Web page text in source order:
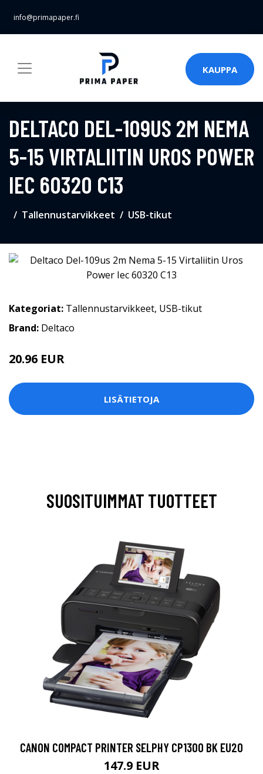
info@primapaper.fi
KAUPPA
DELTACO DEL-109US 2M NEMA
5-15 VIRTALIITIN UROS POWER
IEC 60320 C13
Tallennustarvikkeet USB-tikut
Kategoriat: Tallennustarvikkeet, USB-tikut
Brand: Deltaco
20.96 EUR
LISÄTIETOJA
SUOSITUIMMAT TUOTTEET
CANON COMPACT PRINTER SELPHY CP1300 BK EU20
147.9 EUR